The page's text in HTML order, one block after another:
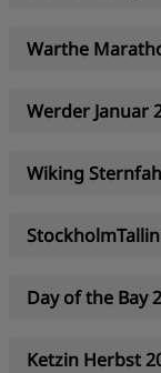
Warthe
Werder Januar
Wiking
Day of the Bay
Ketzin Herbst